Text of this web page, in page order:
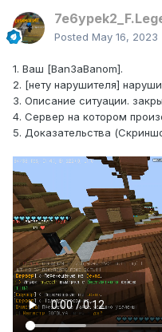
Posted May 16, 2023
1. Ваш [Ban3aBanom].
2. [нету нарушителя]
3. Описание ситуации.
4. Сервер на котором
5. Доказательства